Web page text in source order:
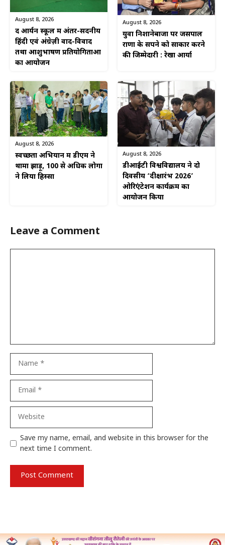
August 8, 2026
द आर्यन स्कूल में अंतर-सदनीय
हिंदी एवं अंग्रेज़ी वाद-विवाद
तथा आशुभाषण प्रतियोगिताओं
का आयोजन
August 8, 2026
युवा निशानेबाजों पर जसपाल
राणा के सपने को साकार करने
की जिम्मेदारी : रेखा आर्या
August 8, 2026
स्वच्छता अभियान में डीएम ने
थामा झाड़ू, 100 से अधिक लोगों
ने लिया हिस्सा
August 8, 2026
डीआईटी विश्वविद्यालय ने दो
दिवसीय ‘दीक्षारंभ 2026’
ओरिएंटेशन कार्यक्रम का
आयोजन किया
Leave a Comment
Save my name, email, and website in this browser for the
next time I comment.